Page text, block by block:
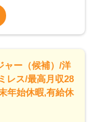
ライフステージ
を整えていま
ナル社員：月
員 ：月給
ャー（候補）/洋
レス/最高月収28
年始休暇,有給休